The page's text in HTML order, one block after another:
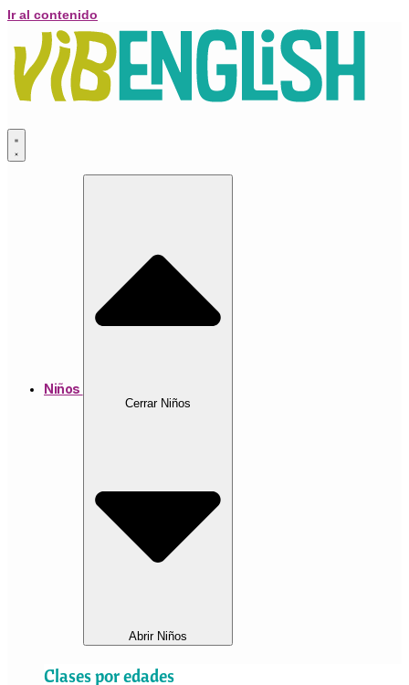
Ir al contenido
Niños
Cerrar Niños
Abrir Niños
Clases por edades